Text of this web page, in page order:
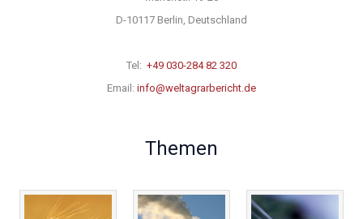
D-10117 Berlin, Deutschland
Tel: +49 030-284 82 320
Email: info@weltagrarbericht.de
Themen